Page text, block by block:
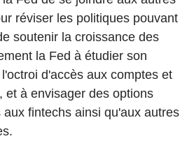
réviser les politiques pouvant
soutenir la croissance des
la Fed à étudier son
d'accès aux comptes et
et à envisager des options
fintechs ainsi qu'aux autres